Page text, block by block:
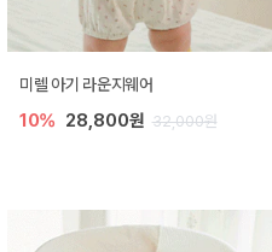
미렐 아기 라운지웨어
10% 28,800원 32,000원